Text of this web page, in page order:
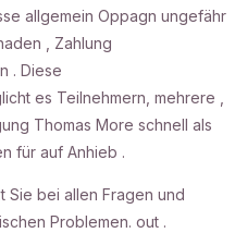
allgemein Oppagn ungefähr
, Zahlung
. Diese
es Teilnehmern, mehrere ,
Thomas More schnell als
für auf Anhieb .
Sie bei allen Fragen und
Problemen. out .